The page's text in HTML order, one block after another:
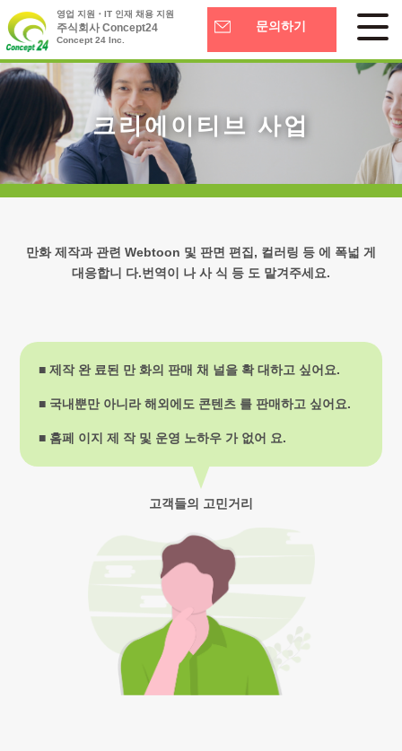
영업 지원・IT 인재 채용 지원
주식회사 Concept24
Concept 24 Inc.
문의하기
크리에이티브 사업
만화 제작과 관련 Webtoon 및 판면 편집, 컬러링 등 에 폭넓 게
대응합니 다.번역이 나 사 식 등 도 맡겨주세요.
■ 제작 완 료된 만 화의 판매 채 널을 확 대하고 싶어요.
■ 국내뿐만 아니라 해외에도 콘텐츠 를 판매하고 싶어요.
■ 홈페 이지 제 작 및 운영 노하우 가 없어 요.
고객들의 고민거리